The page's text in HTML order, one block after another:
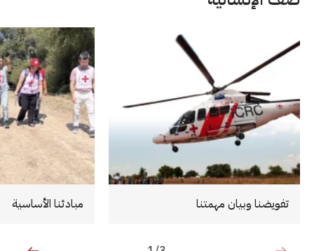
تفويضنا وبيان مهمتنا مبادئنا الأساسية